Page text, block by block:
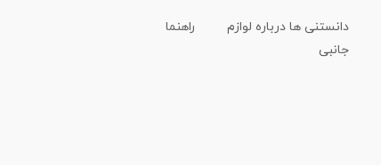
دانستنی ها درباره لوازم
جانبی
راهنما